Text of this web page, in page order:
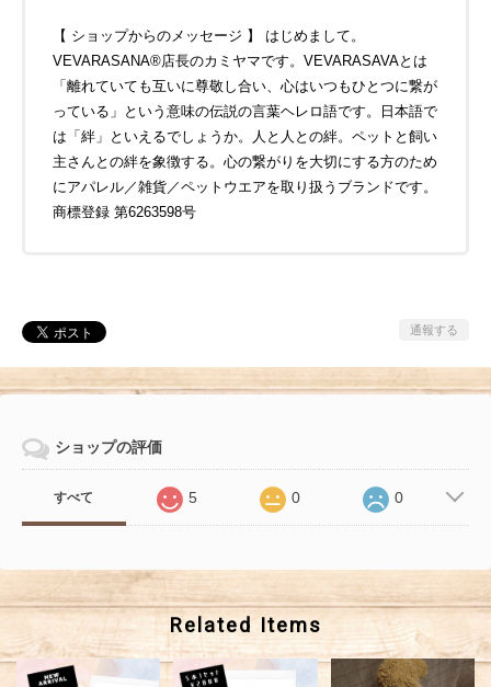
【 ショップからのメッセージ 】 はじめまして。
VEVARASANA®店長のカミヤマです。VEVARASAVAとは
「離れていても互いに尊敬し合い、心はいつもひとつに繋が
っている」という意味の伝説の言葉ヘレロ語です。日本語で
は「絆」といえるでしょうか。人と人との絆。ペットと飼い
主さんとの絆を象徴する。心の繋がりを大切にする方のため
にアパレル／雑貨／ペットウエアを取り扱うブランドです。
商標登録 第6263598号
通報する
ショップの評価
すべて 5 0 0
Related Items